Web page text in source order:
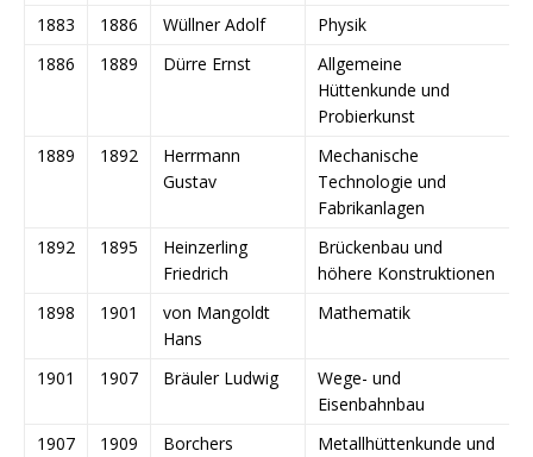
1883
1886 Wüllner Adolf
Physik
1886
1889 Dürre Ernst
Allgemeine
Hüttenkunde und
Probierkunst
1889
1892
Herrmann
Gustav
Mechanische
Technologie und
Fabrikanlagen
1892
1895
Heinzerling
Friedrich
Brückenbau und
höhere Konstruktionen
1898
1901
von Mangoldt
Hans
Mathematik
1901 1907 Bräuler Ludwig
Wege- und
Eisenbahnbau
1907
1909
Borchers
Metallhüttenkunde und